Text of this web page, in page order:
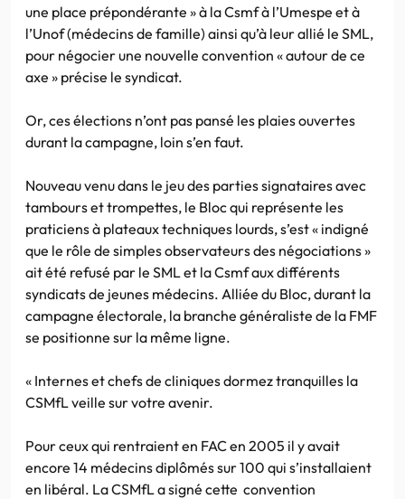
une place prépondérante » à la Csmf à l’Umespe et à
l’Unof (médecins de famille) ainsi qu’à leur allié le SML,
pour négocier une nouvelle convention « autour de ce
axe » précise le syndicat.
Or, ces élections n’ont pas pansé les plaies ouvertes
durant la campagne, loin s’en faut.
Nouveau venu dans le jeu des parties signataires avec
tambours et trompettes, le Bloc qui représente les
praticiens à plateaux techniques lourds, s’est « indigné
que le rôle de simples observateurs des négociations »
ait été refusé par le SML et la Csmf aux différents
syndicats de jeunes médecins. Alliée du Bloc, durant la
campagne électorale, la branche généraliste de la FMF
se positionne sur la même ligne.
« Internes et chefs de cliniques dormez tranquilles la
CSMfL veille sur votre avenir.
Pour ceux qui rentraient en FAC en 2005 il y avait
encore 14 médecins diplômés sur 100 qui s’installaient
en libéral. La CSMfL a signé cette convention